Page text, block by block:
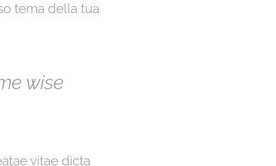
tema della tua
wise
vitae dicta